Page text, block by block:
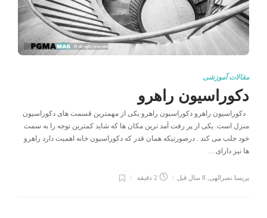
مقالات آموزشی
دکوراسیون راهرو
دکوراسیون راهرو دکوراسیون راهرو یکی از مهمترین قسمت های دکوراسیون
منزل است. یکی از پر رفت آمد ترین مکان ها که شاید کمترین توجه را به سمت
خود جلب می کند . درصورتیکه همان قدر که دکوراسیون خانه اهمیت دارد راهرو
ها نیز دارای…
پریسا نصرالهی 8 سال قبل 2 دقیقه